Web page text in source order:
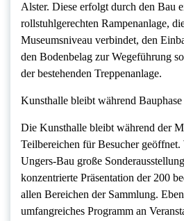
Alster. Diese erfolgt durch den Bau
rollstuhlgerechten Rampenanlage,
Museumsniveau verbindet, den
den Bodenbelag zur Wegeführung
der bestehenden Treppenanlage.
Kunsthalle bleibt während
Die Kunsthalle bleibt während der
Teilbereichen für Besucher
Ungers-Bau große
konzentrierte Präsentation der 200
allen Bereichen der Sammlung.
umfangreiches Programm an